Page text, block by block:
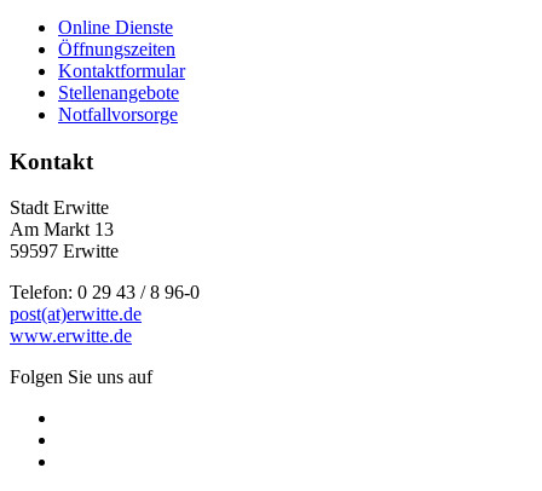
Online Dienste
Öffnungszeiten
Kontaktformular
Stellenangebote
Notfallvorsorge
Kontakt
Stadt Erwitte
Am Markt 13
59597 Erwitte
Telefon: 0 29 43 / 8 96-0
post(at)erwitte.de
www.erwitte.de
Folgen Sie uns auf